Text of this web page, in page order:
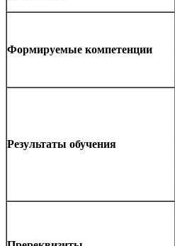
Формируемые компетенции
Результаты обучения